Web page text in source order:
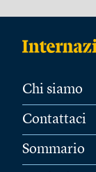
Chi siamo
Contattaci
Sommario